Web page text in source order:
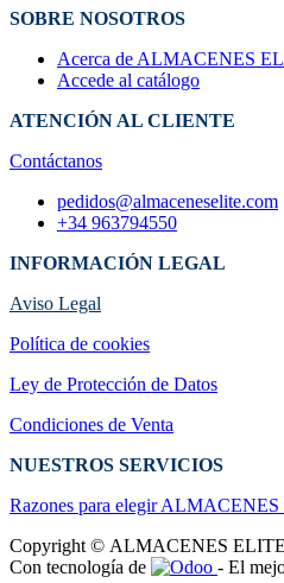
SOBRE NOSOTROS
Acerca de ALMACENES
Accede al catálogo
ATENCIÓN AL CLIENTE
Contáctanos
pedidos@almaceneselite.com
+34 963794550
INFORMACIÓN LEGAL
Aviso Legal
Política de cookies
Ley de Protección de Datos
Condiciones de Venta
NUESTROS SERVICIOS
Razones para elegir
Copyright © ALMACENES ELITE
Con tecnología de
- El